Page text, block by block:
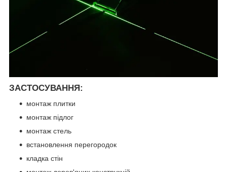
ЗАСТОСУВАННЯ:
монтаж плитки
монтаж підлог
монтаж стель
встановлення перегородок
кладка стін